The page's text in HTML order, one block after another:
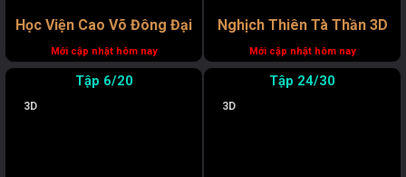
Học Viện Cao Võ Đông Đại
Mới cập nhật hôm nay
Nghịch Thiên Tà Thần 3D
Mới cập nhật hôm nay
6/20
3D
24/30
3D
#16681Lệ Phi Vũ
(Lv.4 - 55% / Luyện Khí Kỳ Tầng 3)
1 tuần trước TRẢ LỜI